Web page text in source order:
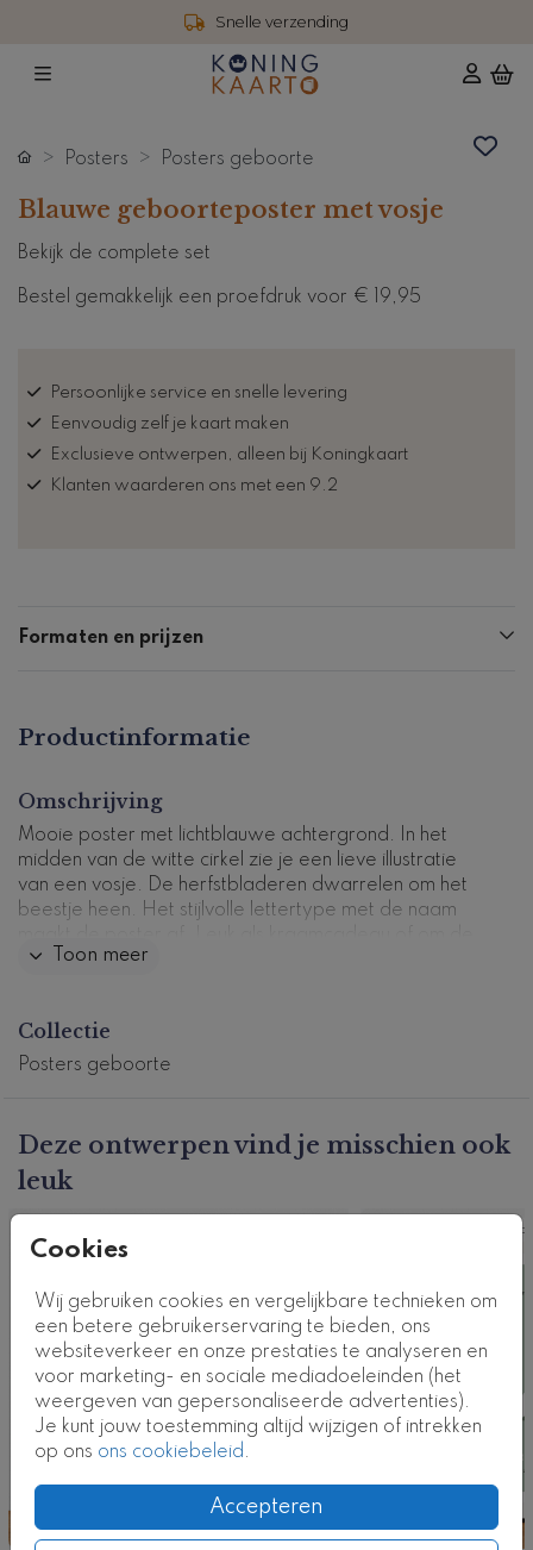
Snelle verzending
Cookies
Wij gebruiken cookies en vergelijkbare technieken om
een betere gebruikerservaring te bieden, ons
websiteverkeer en onze prestaties te analyseren en
voor marketing- en sociale mediadoeleinden (het
weergeven van gepersonaliseerde advertenties).
Je kunt jouw toestemming altijd wijzigen of intrekken
op ons ons cookiebeleid.
Accepteren
Posters Posters geboorte
Blauwe geboorteposter met vosje
Bekijk de complete set
Bestel gemakkelijk een proefdruk voor € 19,95
Persoonlijke service en snelle levering
Eenvoudig zelf je kaart maken
Exclusieve ontwerpen, alleen bij Koningkaart
Klanten waarderen ons met een 9.2
Formaten en prijzen
Productinformatie
Omschrijving
Mooie poster met lichtblauwe achtergrond. In het
midden van de witte cirkel zie je een lieve illustratie
van een vosje. De herfstbladeren dwarrelen om het
beestje heen. Het stijlvolle lettertype met de naam
kinderkamer te decoreren.
deze stijl.
Productcode: GP-0660-j2
Toon meer
Collectie
Posters geboorte
Deze ontwerpen vind je misschien ook
leuk